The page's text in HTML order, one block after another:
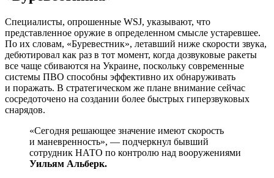
Специалисты, опрошенные WSJ, указывают, что
представленное оружие в определенном смысле устаревшее.
По их словам, «Буревестник», летавший ниже скорости звука,
дебютировал как раз в тот момент, когда дозвуковые ракеты
все чаще сбиваются на Украине, поскольку современные
системы ПВО способны эффективно их обнаруживать
и поражать. В стратегическом же плане внимание сейчас
сосредоточено на создании более быстрых гиперзвуковых
снарядов.
«Сегодня решающее значение имеют скорость
и маневренность», — подчеркнул бывший
сотрудник НАТО по контролю над вооружениями
Уильям Альберк.